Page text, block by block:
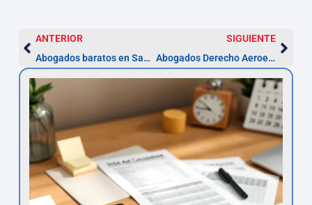
ANTERIOR
Abogados baratos en Santander | Guía 2026
SIGUIENTE
Abogados Derecho Aeroespacial en Castellón